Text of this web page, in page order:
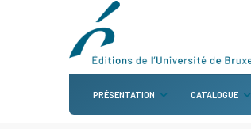
PRÉSENTATION CATALOGUE